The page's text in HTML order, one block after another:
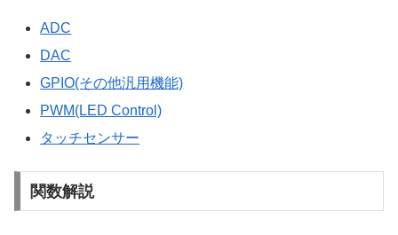
ADC
DAC
GPIO(その他汎用機能)
PWM(LED Control)
タッチセンサー
関数解説